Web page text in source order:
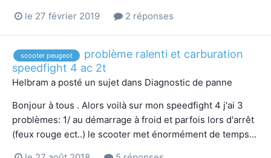
le 27 février 2019 2 réponses
scooter peugeot
problème ralenti et carburation
speedfight 4 ac 2t
Helbram a posté un sujet dans Diagnostic de panne
Bonjour à tous . Alors voilà sur mon speedfight 4 j'ai 3
problèmes: 1/ au démarrage à froid et parfois lors d'arrêt
(feux rouge ect..) le scooter met énormément de temps...